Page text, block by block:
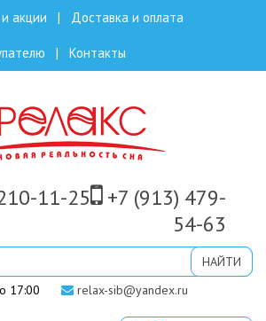
акции Доставка и оплата
Контакты
11-25 +7 (913) 479-
54-63
17:00 relax-sib@yandex.ru